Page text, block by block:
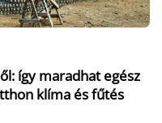
így maradhat egész
klíma és fűtés